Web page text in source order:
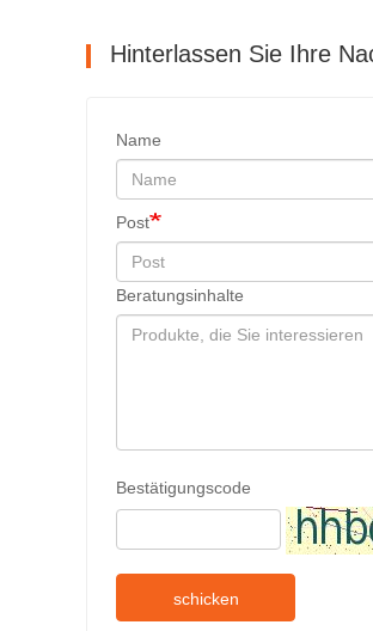
Hinterlassen Sie Ihre
Name
Post
Beratungsinhalte
Bestätigungscode
schicken